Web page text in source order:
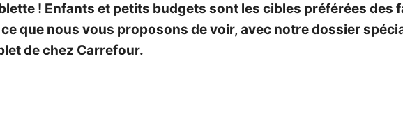
! Enfants et petits budgets sont les cibles préférées des
que nous vous proposons de voir, avec notre dossier
de chez Carrefour.